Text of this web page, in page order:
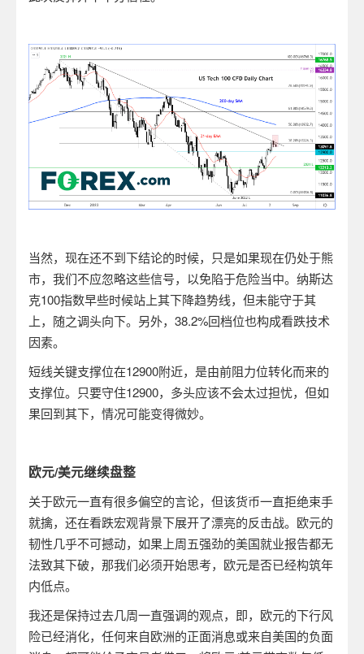
当然，现在还不到下结论的时候，只是如果现在仍处于熊
市，我们不应忽略这些信号，以免陷于危险当中。纳斯达
克100指数早些时候站上其下降趋势线，但未能守于其
上，随之调头向下。另外， 38.2%回档位也构成看跌技术
因素。
短线关键支撑位在12900附近，是由前阻力位转化而来的
支撑位。只要守住12900，多头应该不会太过担忧，但如
果回到其下，情况可能变得微妙。
欧元/美元继续盘整
关于欧元一直有很多偏空的言论，但该货币一直拒绝束手
就擒，还在看跌宏观背景下展开了漂亮的反击战。欧元的
韧性几乎不可撼动，如果上周五强劲的美国就业报告都无
法致其下破，那我们必须开始思考，欧元是否已经构筑年
内低点。
我还是保持过去几周一直强调的观点，即，欧元的下行风
险已经消化，任何来自欧洲的正面消息或来自美国的负面